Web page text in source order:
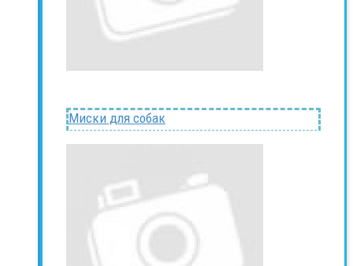
Миски для собак